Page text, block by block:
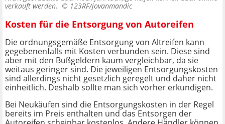
verkauft werden. © 123RF/jovanmandic
Kosten für die Entsorgung von Autoreifen
Die ordnungsgemäße Entsorgung von Altreifen kann
gegebenenfalls mit Kosten verbunden sein. Diese sind
aber mit den Bußgeldern kaum vergleichbar, da sie
weitaus geringer sind. Die jeweiligen Entsorgungskosten
sind allerdings nicht gesetzlich geregelt und daher nicht
einheitlich. Deshalb sollte man sich vorher erkundigen.
Bei Neukäufen sind die Entsorgungskosten in der Regel
bereits im Preis enthalten und das Entsorgen der